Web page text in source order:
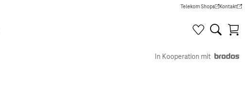
Telekom Shops
(Wird in einem neuen Tab
Kontakt
(Wird in
In Kooperation mit